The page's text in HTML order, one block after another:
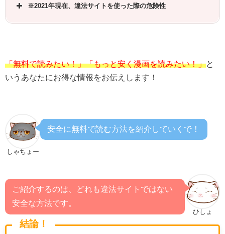
※2021年現在、違法サイトを使った際の危険性
「無料で読みたい！」「もっと安く漫画を読みたい！」と
いうあなたにお得な情報をお伝えします！
しゃちょー
安全に無料で読む方法を紹介していくで！
ひしょ
ご紹介するのは、どれも違法サイトではない
安全な方法です。
結論！